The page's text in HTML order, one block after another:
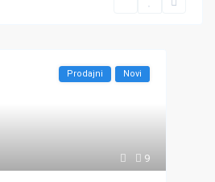
9
Prodajni Novi